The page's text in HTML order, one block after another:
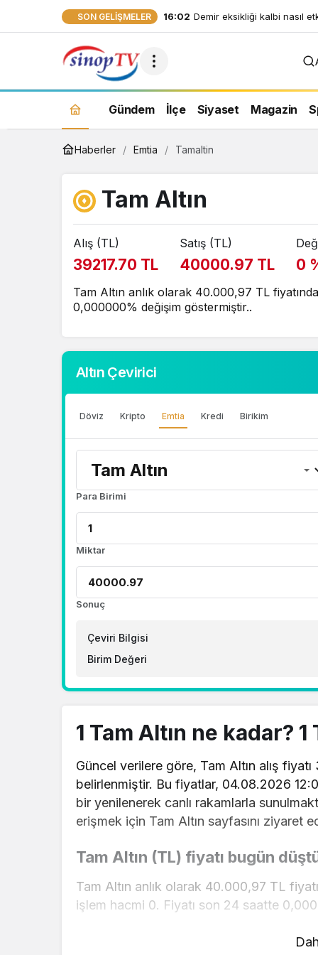
SON GELIŞMELER 16:02 Demir eksikliği kalbi nasıl
Gündem İlçe Siyaset Magazin
Haberler Emtia Tamaltin
Tam Altın
Alış (TL)
39217.70 TL
Satış (TL)
40000.97 TL 0
Tam Altın anlık olarak 40.000,97 TL
0,000000% değişim göstermiştir..
Altın Çevirici
Döviz Kripto Emtia Kredi Birikim
Para Birimi
Miktar
Sonuç
Çeviri Bilgisi
Birim Değeri
1 Tam Altın ne kadar?
Güncel verilere göre, Tam Altın alış
belirlenmiştir. Bu fiyatlar, 04.08.2026
bir yenilenerek canlı rakamlarla
erişmek için Tam Altın sayfasını ziyaret
Tam Altın (TL) fiyatı bugün
Tam Altın anlık olarak 40.000,97 TL
işlem hacmi 0. Fiyatı son 24 saatte
Tam Altın hesaplama işlemleri için,